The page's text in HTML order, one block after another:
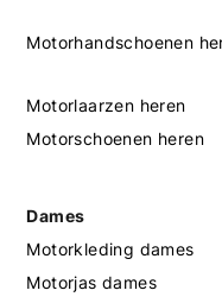
Motorhandschoenen
Motorlaarzen heren
Motorschoenen heren
Dames
Motorkleding dames
Motorjas dames